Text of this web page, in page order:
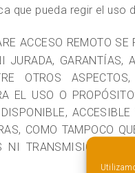
que pueda regir el
ACCESO REMOTO
GARANTÍAS,
OTROS
EL USO O
COMO TAMPOCO
NI TRANSMISIONES